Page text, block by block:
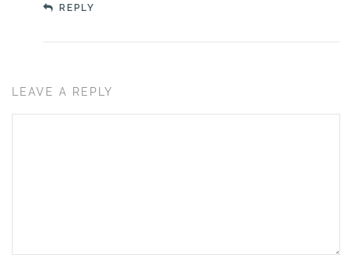
REPLY
LEAVE A REPLY